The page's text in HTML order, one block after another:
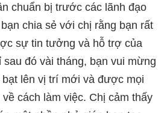
chuẩn bị trước các lãnh đạo
chia sẻ với chị rằng bạn rất
sự tin tưởng và hỗ trợ của
đó vài tháng, bạn vui mừng
lên vị trí mới và được mọi
cách làm việc. Chị cảm thấy